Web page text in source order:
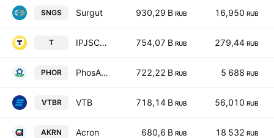
SNGS Surgut 930,29 B RUB 16,950 RUB
T IPJSC TCS Holding 754,07 B RUB 279,44 RUB
PHOR PhosAgro 722,22 B RUB 5 688 RUB
VTBR VTB 718,14 B RUB 56,010 RUB
AKRN Acron 680,6 B RUB 18 532 RUB